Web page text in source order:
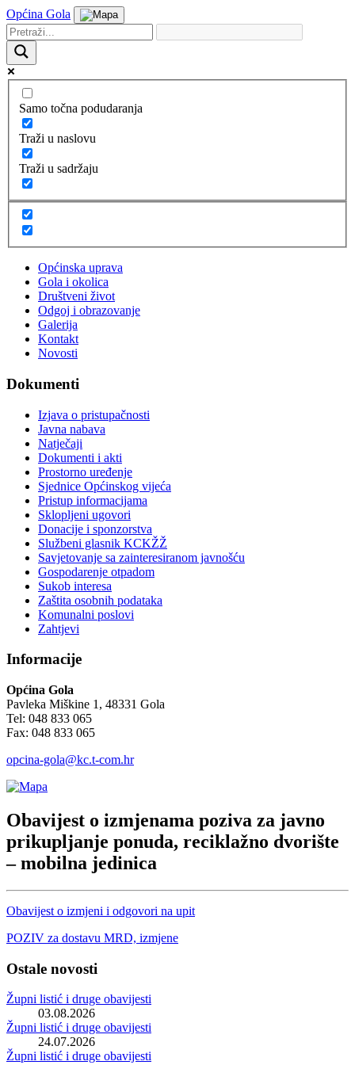
Općina Gola
Samo točna podudaranja
Traži u naslovu
Traži u sadržaju
Općinska uprava
Gola i okolica
Društveni život
Odgoj i obrazovanje
Galerija
Kontakt
Novosti
Dokumenti
Izjava o pristupačnosti
Javna nabava
Natječaji
Dokumenti i akti
Prostorno uređenje
Sjednice Općinskog vijeća
Pristup informacijama
Sklopljeni ugovori
Donacije i sponzorstva
Službeni glasnik KCKŽŽ
Savjetovanje sa zainteresiranom javnošću
Gospodarenje otpadom
Sukob interesa
Zaštita osobnih podataka
Komunalni poslovi
Zahtjevi
Informacije
Općina Gola
Pavleka Miškine 1, 48331 Gola
Tel: 048 833 065
Fax: 048 833 065
opcina-gola@kc.t-com.hr
Obavijest o izmjenama poziva za javno
prikupljanje ponuda, reciklažno dvorište
– mobilna jedinica
Obavijest o izmjeni i odgovori na upit
POZIV za dostavu MRD, izmjene
Ostale novosti
Župni listić i druge obavijesti
03.08.2026
Župni listić i druge obavijesti
24.07.2026
Župni listić i druge obavijesti